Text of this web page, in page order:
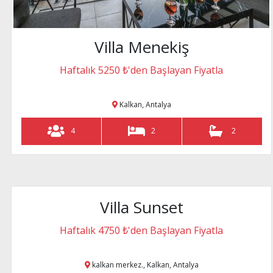
2
deniz manzaralı
Villa Çırağan
8
muhafazakar
Haftalık 6950 ₺
Villa Menekiş
Haftalık 5250 ₺'den Başlayan Fiyatla
Kalkan, Antalya
4 2 2
deniz manzaralı Villa Sunset
Haftalık 4750 ₺'den Başlayan Fiyatla
kalkan merkez., Kalkan, Antalya